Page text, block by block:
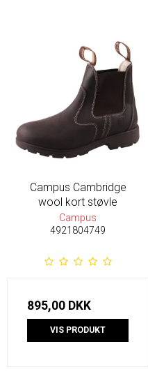
Campus Cambridge
wool kort støvle
Campus
4921804749
895,00 DKK
VIS PRODUKT